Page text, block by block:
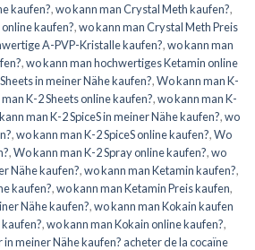
kaufen?,wo kann man Crystal Meth kaufen?,
kaufen?,wo kann man Crystal Meth Preis
A-PVP-Kristalle kaufen?,wo kann man
,wo kann man hochwertiges Ketamin online
in meiner Nähe kaufen?,Wo kann man K-
K-2 Sheets online kaufen?,wo kann man K-
man K-2 SpiceS in meiner Nähe kaufen?,wo
,wo kann man K-2 SpiceS online kaufen?,Wo
,Wo kann man K-2 Spray online kaufen?,wo
Nähe kaufen?,wo kann man Ketamin kaufen?,
kaufen?,wo kann man Ketamin Preis kaufen,
Nähe kaufen?,wo kann man Kokain kaufen
,wo kann man Kokain online kaufen?,
meiner Nähe kaufen? acheter de la cocaïne